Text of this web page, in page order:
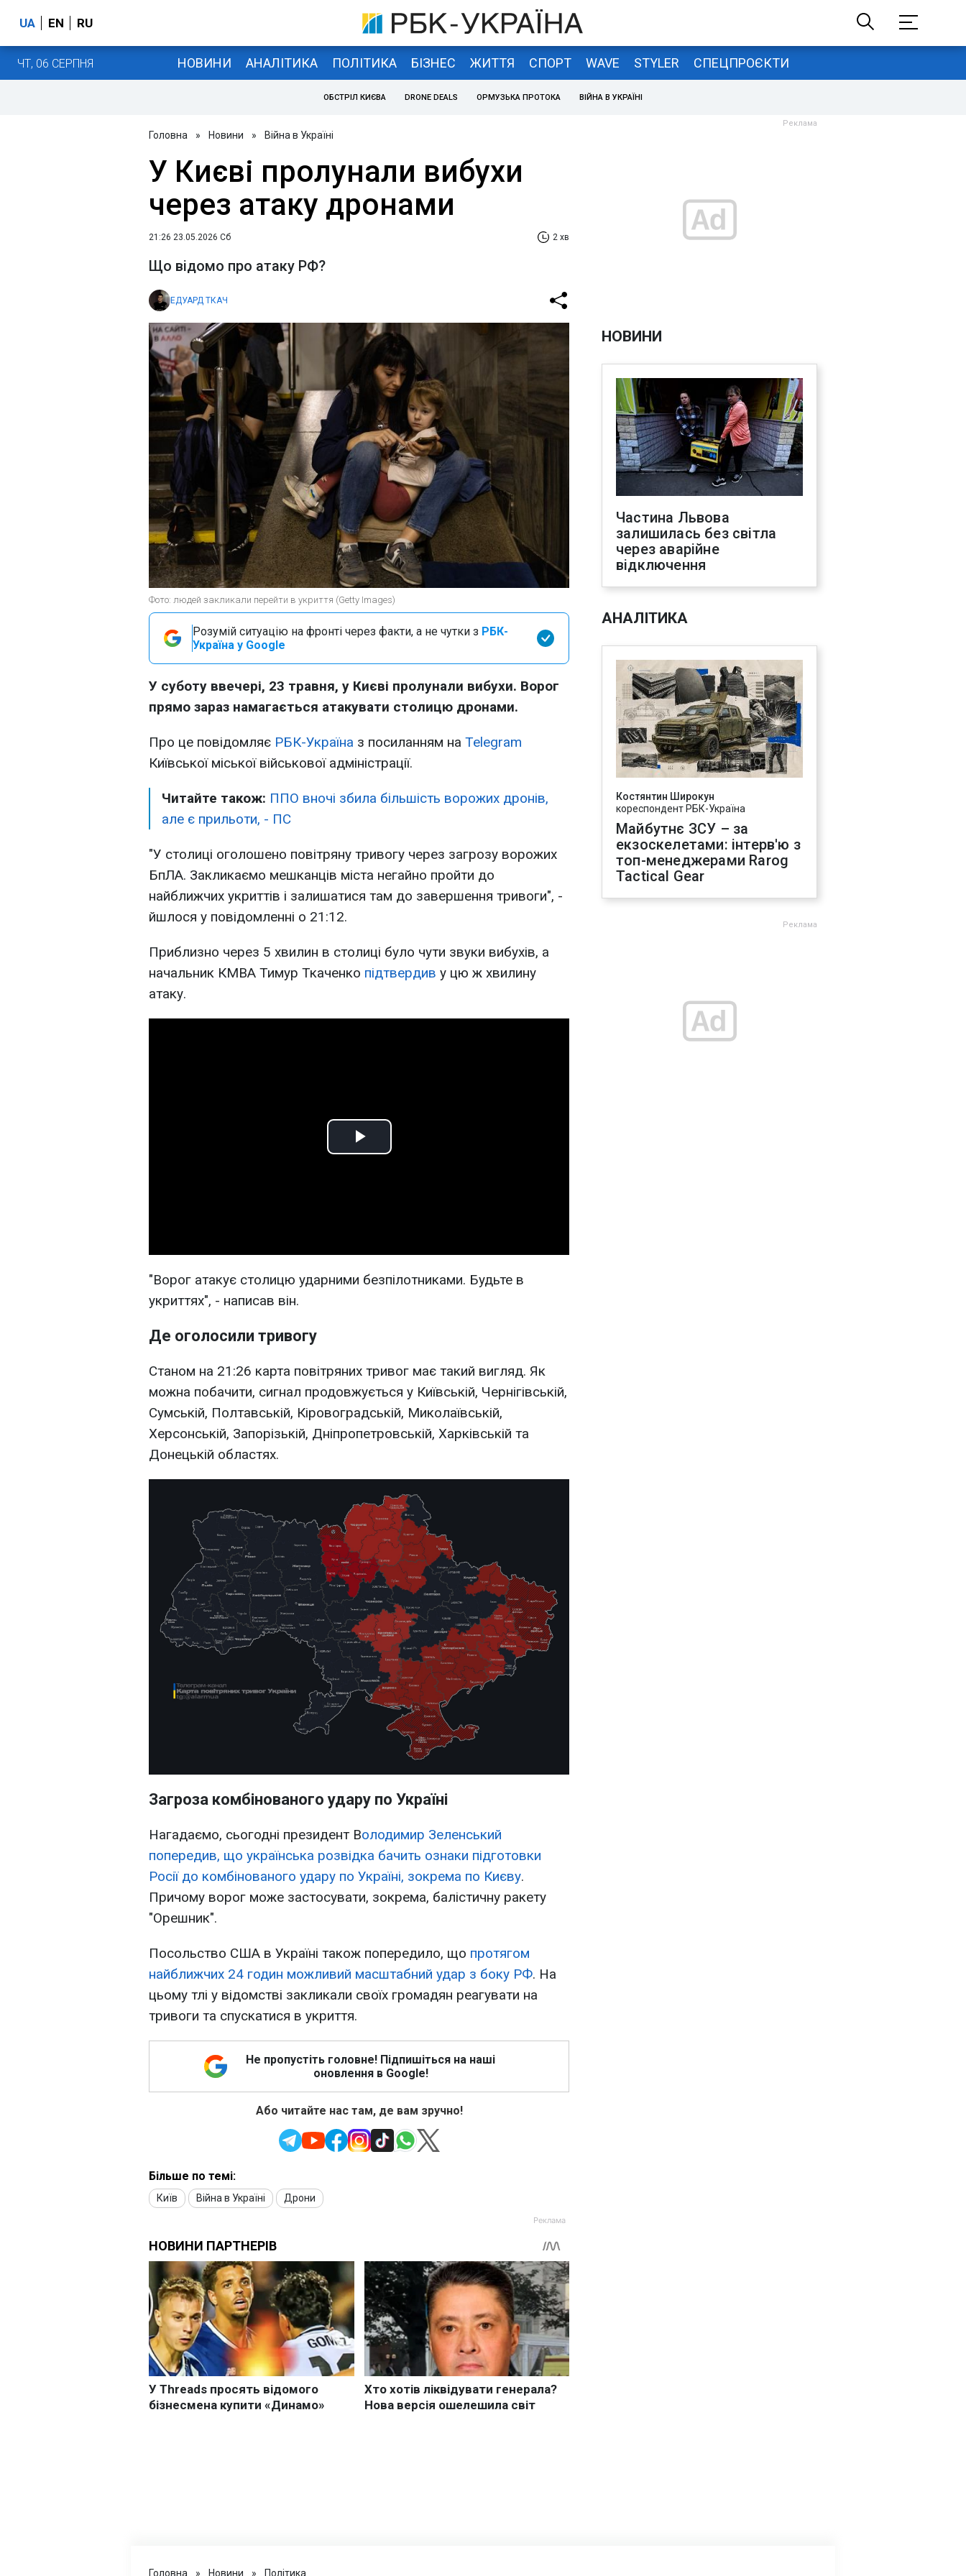
UA EN RU
ЧТ, 06 СЕРПНЯ НОВИНИ АНАЛІТИКА ПОЛІТИКА БІЗНЕС ЖИТТЯ СПОРТ WAVE STYLER СПЕЦПРОЄКТИ
ОБСТРІЛ КИЄВА DRONE DEALS ОРМУЗЬКА ПРОТОКА ВІЙНА В УКРАЇНІ
Головна » Новини » Війна в Україні
У Києві пролунали вибухи
через атаку дронами
21:26 23.05.2026 Сб 2 хв
Що відомо про атаку РФ?
ЕДУАРД ТКАЧ
Фото: людей закликали перейти в укриття (Getty Images)
Розумій ситуацію на фронті через факти, а не чутки з РБК-
Україна у Google
У суботу ввечері, 23 травня, у Києві пролунали вибухи. Ворог
прямо зараз намагається атакувати столицю дронами.
Про це повідомляє РБК-Україна з посиланням на Telegram
Київської міської військової адміністрації.
Читайте також: ППО вночі збила більшість ворожих дронів,
але є прильоти, - ПС
"У столиці оголошено повітряну тривогу через загрозу ворожих
БпЛА. Закликаємо мешканців міста негайно пройти до
найближчих укриттів і залишатися там до завершення тривоги", -
йшлося у повідомленні о 21:12.
Приблизно через 5 хвилин в столиці було чути звуки вибухів, а
начальник КМВА Тимур Ткаченко підтвердив у цю ж хвилину
атаку.
Play
"Ворог атакує столицю ударними безпілотниками. Будьте в
укриттях", - написав він.
Де оголосили тривогу
Станом на 21:26 карта повітряних тривог має такий вигляд. Як
можна побачити, сигнал продовжується у Київській, Чернігівській,
Сумській, Полтавській, Кіровоградській, Миколаївській,
Херсонській, Запорізькій, Дніпропетровській, Харківській та
Донецькій областях.
Загроза комбінованого удару по Україні
Нагадаємо, сьогодні президент Володимир Зеленський
попередив, що українська розвідка бачить ознаки підготовки
Росії до комбінованого удару по Україні, зокрема по Києву.
Причому ворог може застосувати, зокрема, балістичну ракету
"Орешник".
Посольство США в Україні також попередило, що протягом
найближчих 24 годин можливий масштабний удар з боку РФ. На
цьому тлі у відомстві закликали своїх громадян реагувати на
тривоги та спускатися в укриття.
Не пропустіть головне! Підпишіться на наші
оновлення в Google!
Або читайте нас там, де вам зручно!
Більше по темі:
Київ Війна в Україні Дрони
НОВИНИ
Частина Львова
залишилась без світла
через аварійне
відключення
АНАЛІТИКА
Костянтин Широкун
кореспондент РБК-Україна
Майбутнє ЗСУ – за
екзоскелетами: інтерв'ю з
топ-менеджерами Rarog
Tactical Gear
Головна » Новини » Політика